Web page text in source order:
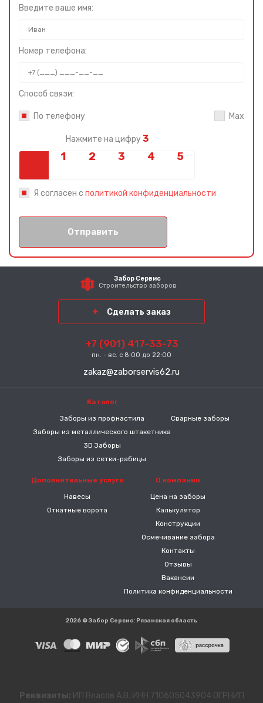
Введите ваше имя:
Номер телефона:
Способ связи:
По телефону Max
Нажмите на цифру 3
Я согласен с политикой конфиденциальности
Отправить
Забор Сервис
Строительство заборов
Сделать заказ
+7 (901) 417-33-73
пн. - вс. с 8:00 до 22:00
zakaz@zaborservis62.ru
Каталог
Заборы из профнастила
Заборы из металлического штакетника
3D Заборы
Заборы из сетки-рабицы
Сварные заборы
Дополнительные услуги
Навесы
Откатные ворота
О компании
Цена на заборы
Калькулятор
Конструкции
Осмечивание забора
Контакты
Отзывы
Вакансии
Политика конфиденциальности
2026 © Забор Сервис: Рязанская область
Реквизиты: ИП Власов А.В. ИНН 710605043904 ОГРНИП